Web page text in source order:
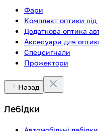
Фари
Комплект оптики під
Додаткова оптика
Аксесуари для
Спецсигнали
Прожектори
Назад
Лебідки